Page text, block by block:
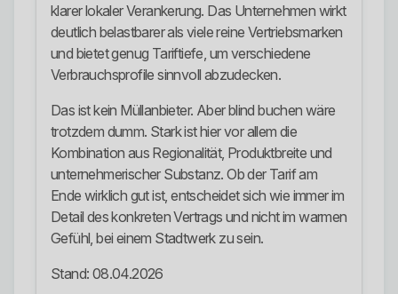
klarer lokaler Verankerung. Das Unternehmen wirkt
deutlich belastbarer als viele reine Vertriebsmarken
und bietet genug Tariftiefe, um verschiedene
Verbrauchsprofile sinnvoll abzudecken.
Das ist kein Müllanbieter. Aber blind buchen wäre
trotzdem dumm. Stark ist hier vor allem die
Kombination aus Regionalität, Produktbreite und
unternehmerischer Substanz. Ob der Tarif am
Ende wirklich gut ist, entscheidet sich wie immer im
Detail des konkreten Vertrags und nicht im warmen
Gefühl, bei einem Stadtwerk zu sein.
Stand: 08.04.2026